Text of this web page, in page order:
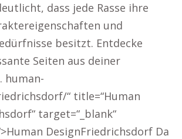
dass jede Rasse ihre
und
besitzt. Entdecke
Seiten aus deiner
human-
“ title=“Human
target=“_blank“
DesignFriedrichsdorf Da